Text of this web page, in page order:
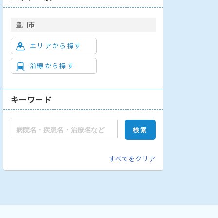
豊川市
エリアから探す
沿線から探す
キーワード
すべてをクリア